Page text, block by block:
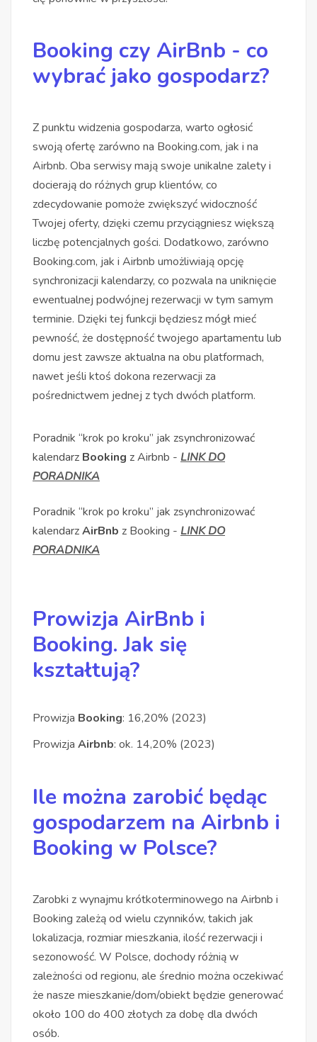
Booking czy AirBnb - co
wybrać jako gospodarz?
Z punktu widzenia gospodarza, warto ogłosić
swoją ofertę zarówno na Booking.com, jak i na
Airbnb. Oba serwisy mają swoje unikalne zalety i
docierają do różnych grup klientów, co
zdecydowanie pomoże zwiększyć widoczność
Twojej oferty, dzięki czemu przyciągniesz większą
liczbę potencjalnych gości. Dodatkowo, zarówno
Booking.com, jak i Airbnb umożliwiają opcję
synchronizacji kalendarzy, co pozwala na uniknięcie
ewentualnej podwójnej rezerwacji w tym samym
terminie. Dzięki tej funkcji będziesz mógł mieć
pewność, że dostępność twojego apartamentu lub
domu jest zawsze aktualna na obu platformach,
nawet jeśli ktoś dokona rezerwacji za
pośrednictwem jednej z tych dwóch platform.
Poradnik “krok po kroku” jak zsynchronizować
kalendarz Booking z Airbnb - LINK DO
PORADNIKA
Poradnik “krok po kroku” jak zsynchronizować
kalendarzAirBnb z Booking - LINK DO
PORADNIKA
Prowizja AirBnb i
Booking. Jak się
kształtują?
Prowizja Booking: 16,20% (2023)
Prowizja Airbnb: ok. 14,20% (2023)
Ile można zarobić będąc
gospodarzem na Airbnb i
Booking w Polsce?
Zarobki z wynajmu krótkoterminowego na Airbnb i
Booking zależą od wielu czynników, takich jak
lokalizacja, rozmiar mieszkania, ilość rezerwacji i
sezonowość. W Polsce, dochody różnią w
zależności od regionu, ale średnio można oczekiwać
że nasze mieszkanie/dom/obiekt będzie generować
około 100 do 400 złotych za dobę dla dwóch
osób.